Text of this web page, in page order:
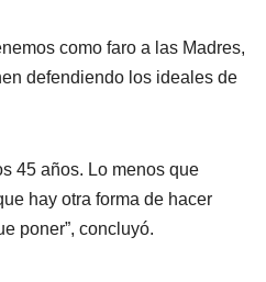
como faro a las Madres,
defendiendo los ideales de
45 años. Lo menos que
hay otra forma de hacer
poner”, concluyó.